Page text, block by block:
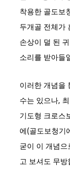
착용한 골도보
두개골 전체가
손상이 덜 된
소리를 받아들
이러한 개념을
수는 있으나,
기도형 크로스
에(골도보청기
굳이 이 개념
고 보셔도 무방